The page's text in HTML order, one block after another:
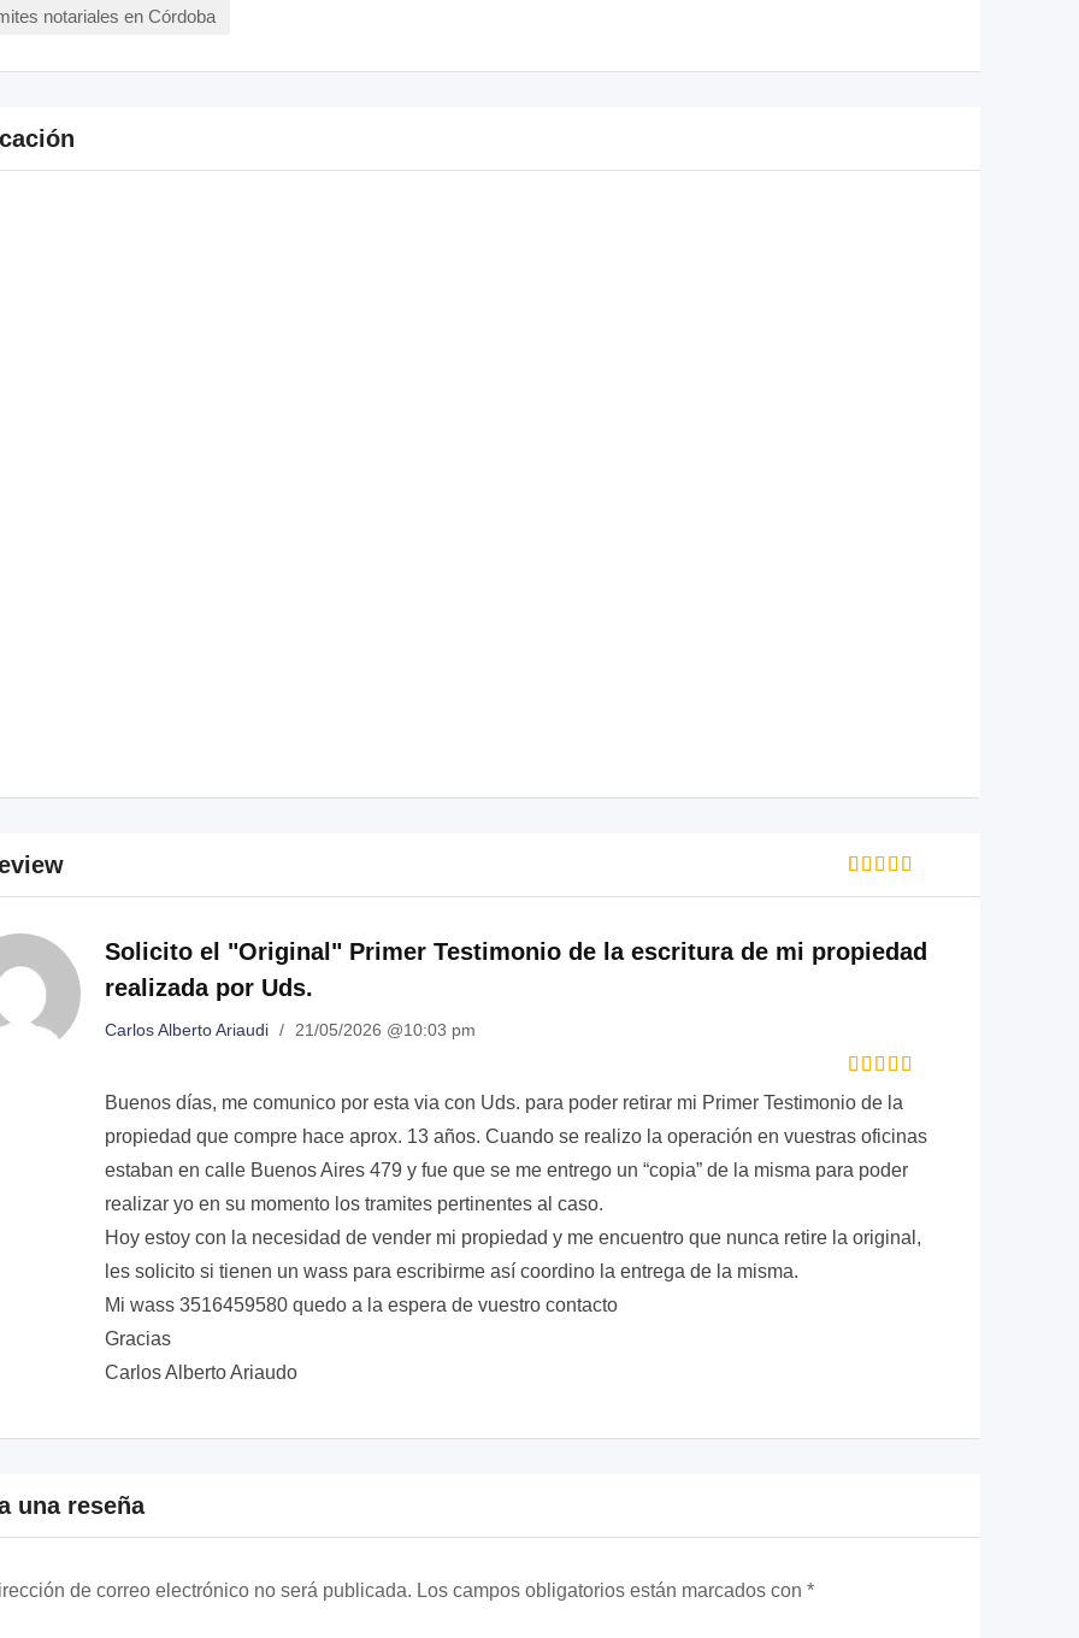
notariales en Córdoba
Rated5
1
customer
rating
Solicito el "Original" Primer Testimonio de la escritura de mi propiedad
realizada por Uds.
Carlos Alberto Ariaudi / 21/05/2026 @10:03 pm
Rated
out of 5
Buenos días, me comunico por esta via con Uds. para poder retirar mi Primer Testimonio de la
propiedad que compre hace aprox. 13 años. Cuando se realizo la operación en vuestras oficinas
estaban en calle Buenos Aires 479 y fue que se me entrego un “copia” de la misma para poder
realizar yo en su momento los tramites pertinentes al caso.
Hoy estoy con la necesidad de vender mi propiedad y me encuentro que nunca retire la original,
les solicito si tienen un wass para escribirme así coordino la entrega de la misma.
Mi wass 3516459580 quedo a la espera de vuestro contacto
Gracias
Carlos Alberto Ariaudo
una reseña
de correo electrónico no será publicada. Los campos obligatorios están marcados con *